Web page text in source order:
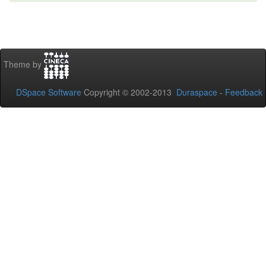
Theme by
DSpace Software Copyright © 2002-2013 Duraspace - Feedback